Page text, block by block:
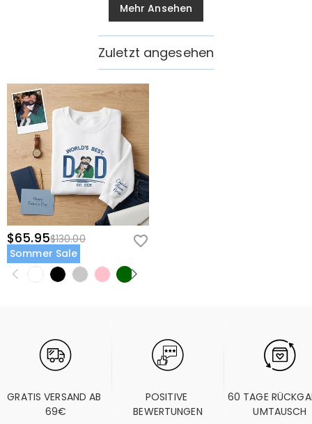
Mehr Ansehen
Zuletzt angesehen
$65.95$130.00
Sommer Sale
GRATIS VERSAND AB
69€
POSITIVE
BEWERTUNGEN
60 TAGE
UMTAUSCH